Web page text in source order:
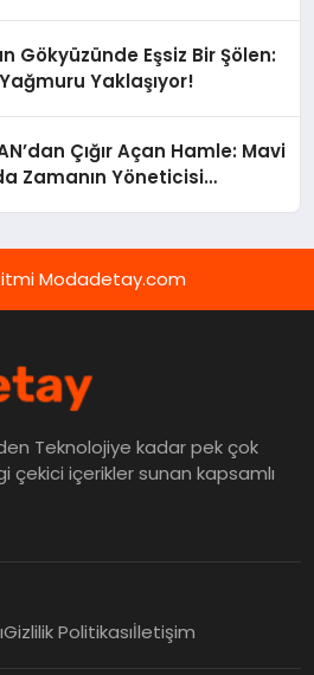
Gökyüzünde Eşsiz Bir Şölen:
Yaklaşıyor!
Çığır Açan Hamle: Mavi
Zamanın Yöneticisi
Modadetay.com
Teknolojiye kadar pek çok
içerikler sunan kapsamlı
Gizlilik Politikasıİletişim